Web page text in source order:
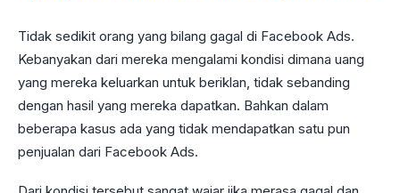
Tidak sedikit orang yang bilang gagal di Facebook Ads.
Kebanyakan dari mereka mengalami kondisi dimana uang
yang mereka keluarkan untuk beriklan, tidak sebanding
dengan hasil yang mereka dapatkan. Bahkan dalam
beberapa kasus ada yang tidak mendapatkan satu pun
penjualan dari Facebook Ads.